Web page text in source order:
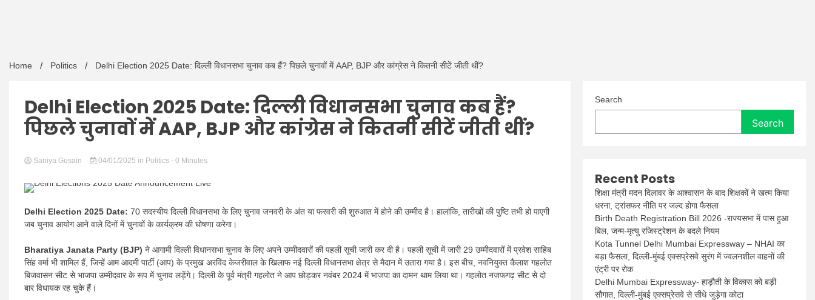
Home Politics Delhi Election 2025 Date: दिल्ली विधानसभा चुनाव कब हैं? पिछले चुनावों में AAP, BJP और कांग्रेस ने कितनी सीटें जीती थीं?
Delhi Election 2025 Date: दिल्ली विधानसभा चुनाव कब हैं?
पिछले चुनावों में AAP, BJP और कांग्रेस ने कितनी सीटें जीती थीं?
Saniya Gusain 04/01/2025 in Politics - 0 Minutes
Delhi Election 2025 Date: 70 सदस्यीय दिल्ली विधानसभा के लिए चुनाव जनवरी के अंत या फरवरी की शुरुआत में होने की उम्मीद है। हालांकि, तारीखों की पुष्टि तभी हो पाएगी
जब चुनाव आयोग आने वाले दिनों में चुनावों के कार्यक्रम की घोषणा करेगा।
Bharatiya Janata Party (BJP) ने आगामी दिल्ली विधानसभा चुनाव के लिए अपने उम्मीदवारों की पहली सूची जारी कर दी है। पहली सूची में जारी 29 उम्मीदवारों में प्रवेश साहिब
सिंह वर्मा भी शामिल हैं, जिन्हें आम आदमी पार्टी (आप) के प्रमुख अरविंद केजरीवाल के खिलाफ नई दिल्ली विधानसभा क्षेत्र से मैदान में उतारा गया है। इस बीच, नवनियुक्त कैलाश गहलोत
बिजवासन सीट से भाजपा उम्मीदवार के रूप में चुनाव लड़ेंगे। दिल्ली के पूर्व मंत्री गहलोत ने आप छोड़कर नवंबर 2024 में भाजपा का दामन थाम लिया था। गहलोत नजफगढ़ सीट से दो
बार विधायक रह चुके हैं।
Search
Search
Recent Posts
शिक्षा मंत्री मदन दिलावर के आश्वासन के बाद शिक्षकों ने खत्म किया
धरना, ट्रांसफर नीति पर जल्द होगा फैसला
Birth Death Registration Bill 2026 -राज्यसभा में पास हुआ
बिल, जन्म-मृत्यु रजिस्ट्रेशन के बदले नियम
Kota Tunnel Delhi Mumbai Expressway – NHAI का
बड़ा फैसला, दिल्ली-मुंबई एक्सप्रेसवे सुरंग में ज्वलनशील वाहनों की
एंट्री पर रोक
Delhi Mumbai Expressway- हाड़ौती के विकास को बड़ी
सौगात, दिल्ली-मुंबई एक्सप्रेसवे से सीधे जुड़ेगा कोटा